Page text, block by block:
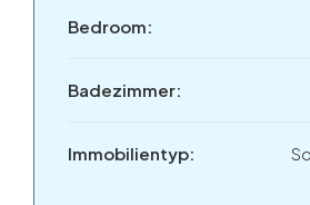
Bedroom:
Badezimmer:
Immobilientyp: